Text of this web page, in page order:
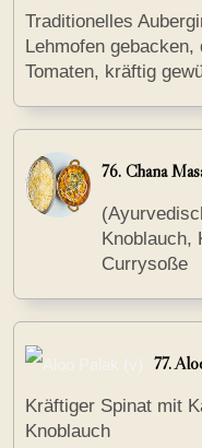
Traditionelles
Lehmofen
Tomaten, kräftig
76. Chana
Knoblauch,
Currysoße
77.
Kräftiger Spinat mit
Knoblauch